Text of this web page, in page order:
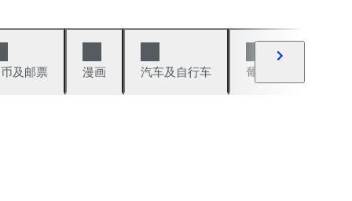
及邮票 漫画 汽车及自行车 葡萄酒及烈性酒